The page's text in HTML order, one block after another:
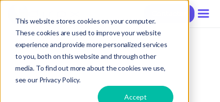
This website stores cookies on your computer.
These cookies are used to improve your website
experience and provide more personalized services
to you, both on this website and through other
media. To find out more about the cookies we use,
see our Privacy Policy.
Accept